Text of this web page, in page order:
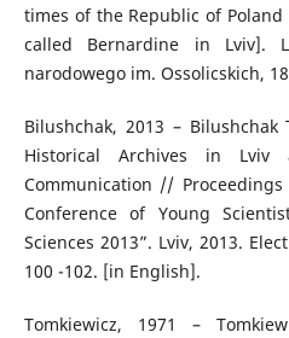
times of the Republic of
called Bernardine in Lviv].
narodowego im. Ossoliсskich,
Bilushchak, 2013 –
Historical Archives in
Communication //
Conference of Young
Sciences 2013”. Lviv, 2013.
100 -102. [in English].
Tomkiewicz, 1971 –